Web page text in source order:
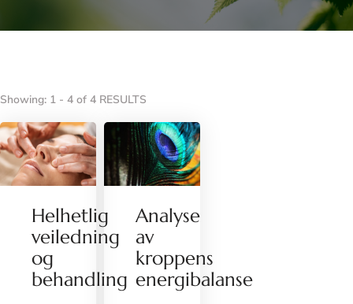
Showing: 1 - 4 of 4 RESULTS
Helhetlig
veiledning
og
behandling
Analyse
av
kroppens
energibalanse